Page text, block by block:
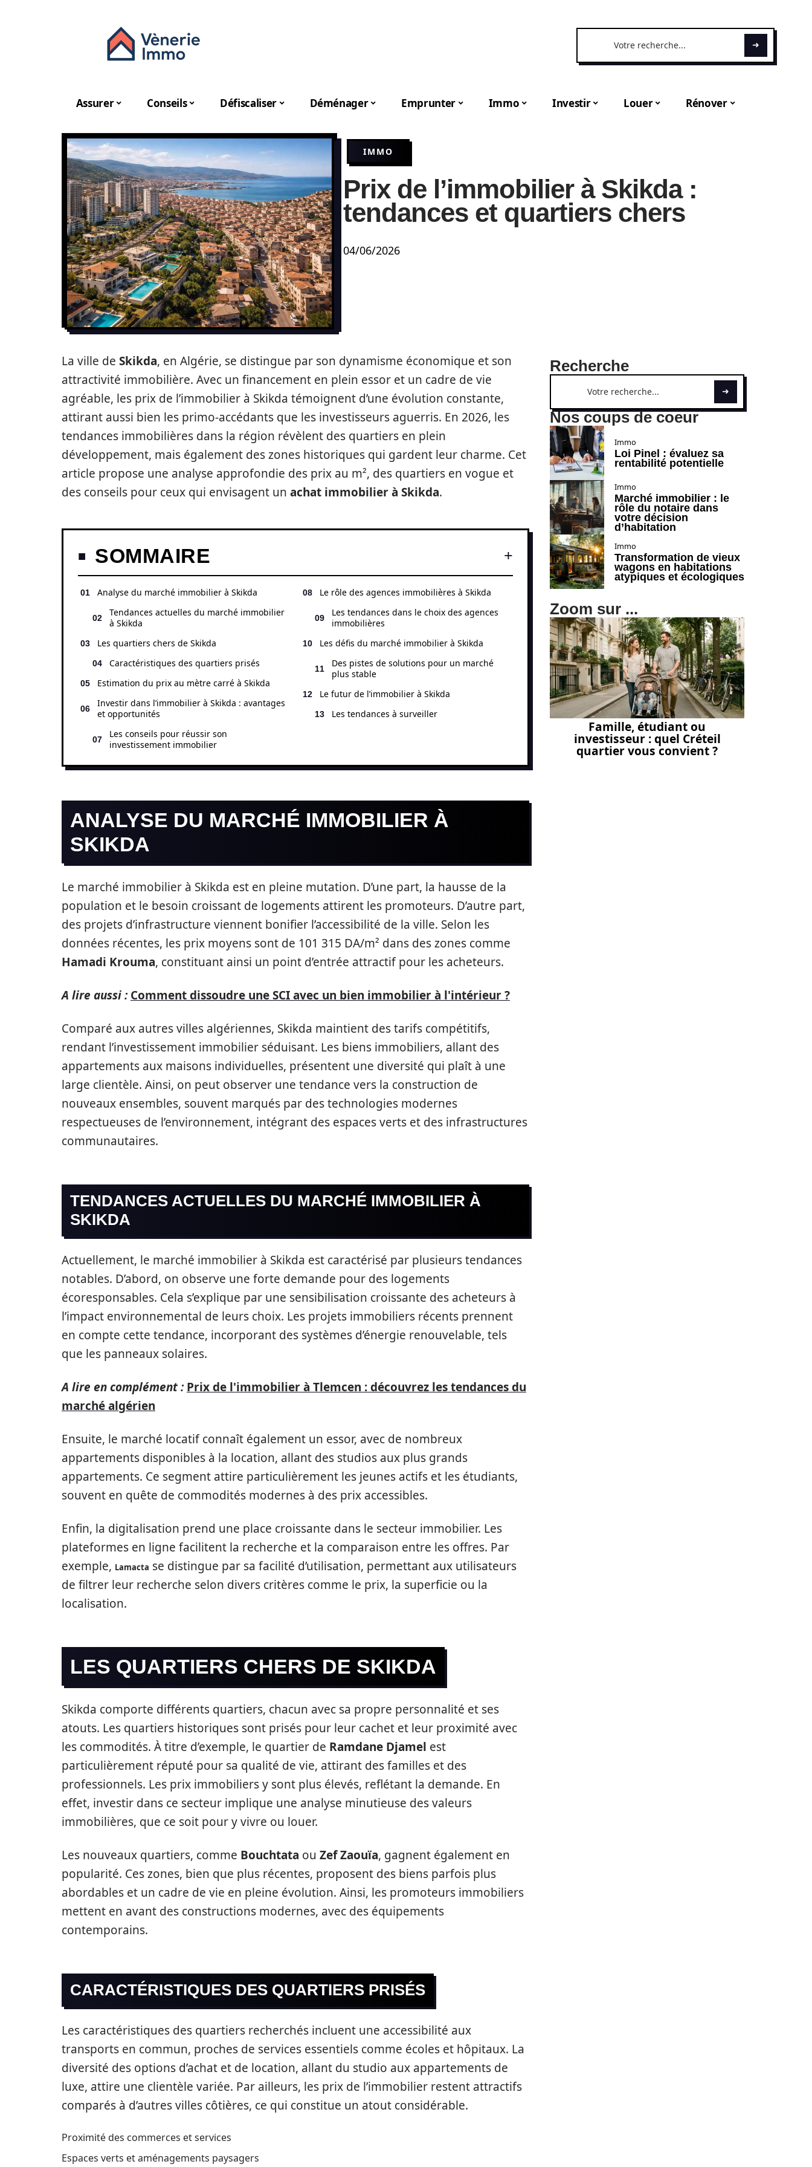
Assurer Conseils Défiscaliser Déménager Emprunter Immo Investir Louer Rénover
IMMO
Prix de l’immobilier à Skikda :
tendances et quartiers chers
04/06/2026
La ville de Skikda, en Algérie, se distingue par son dynamisme économique et son
attractivité immobilière. Avec un financement en plein essor et un cadre de vie
agréable, les prix de l’immobilier à Skikda témoignent d’une évolution constante,
attirant aussi bien les primo-accédants que les investisseurs aguerris. En 2026, les
tendances immobilières dans la région révèlent des quartiers en plein
développement, mais également des zones historiques qui gardent leur charme. Cet
article propose une analyse approfondie des prix au m², des quartiers en vogue et
des conseils pour ceux qui envisagent un achat immobilier à Skikda.
SOMMAIRE
Analyse du marché immobilier à Skikda
Tendances actuelles du marché immobilier
à Skikda
Les quartiers chers de Skikda
Caractéristiques des quartiers prisés
Estimation du prix au mètre carré à Skikda
Investir dans l’immobilier à Skikda : avantages
et opportunités
Les conseils pour réussir son
investissement immobilier
Le rôle des agences immobilières à Skikda
Les tendances dans le choix des agences
immobilières
Les défis du marché immobilier à Skikda
Des pistes de solutions pour un marché
plus stable
Le futur de l’immobilier à Skikda
Les tendances à surveiller
ANALYSE DU MARCHÉ IMMOBILIER À
SKIKDA
Le marché immobilier à Skikda est en pleine mutation. D’une part, la hausse de la
population et le besoin croissant de logements attirent les promoteurs. D’autre part,
des projets d’infrastructure viennent bonifier l’accessibilité de la ville. Selon les
données récentes, les prix moyens sont de 101 315 DA/m² dans des zones comme
Hamadi Krouma, constituant ainsi un point d’entrée attractif pour les acheteurs.
A lire aussi : Comment dissoudre une SCI avec un bien immobilier à l'intérieur ?
Comparé aux autres villes algériennes, Skikda maintient des tarifs compétitifs,
rendant l’investissement immobilier séduisant. Les biens immobiliers, allant des
appartements aux maisons individuelles, présentent une diversité qui plaît à une
large clientèle. Ainsi, on peut observer une tendance vers la construction de
nouveaux ensembles, souvent marqués par des technologies modernes
respectueuses de l’environnement, intégrant des espaces verts et des infrastructures
communautaires.
TENDANCES ACTUELLES DU MARCHÉ IMMOBILIER À
SKIKDA
Actuellement, le marché immobilier à Skikda est caractérisé par plusieurs tendances
notables. D’abord, on observe une forte demande pour des logements
écoresponsables. Cela s’explique par une sensibilisation croissante des acheteurs à
l’impact environnemental de leurs choix. Les projets immobiliers récents prennent
en compte cette tendance, incorporant des systèmes d’énergie renouvelable, tels
que les panneaux solaires.
A lire en complément : Prix de l'immobilier à Tlemcen : découvrez les tendances du
marché algérien
Ensuite, le marché locatif connaît également un essor, avec de nombreux
appartements disponibles à la location, allant des studios aux plus grands
appartements. Ce segment attire particulièrement les jeunes actifs et les étudiants,
souvent en quête de commodités modernes à des prix accessibles.
Enfin, la digitalisation prend une place croissante dans le secteur immobilier. Les
plateformes en ligne facilitent la recherche et la comparaison entre les offres. Par
exemple, Lamacta se distingue par sa facilité d’utilisation, permettant aux utilisateurs
de filtrer leur recherche selon divers critères comme le prix, la superficie ou la
localisation.
LES QUARTIERS CHERS DE SKIKDA
Skikda comporte différents quartiers, chacun avec sa propre personnalité et ses
atouts. Les quartiers historiques sont prisés pour leur cachet et leur proximité avec
les commodités. À titre d’exemple, le quartier de Ramdane Djamel est
particulièrement réputé pour sa qualité de vie, attirant des familles et des
professionnels. Les prix immobiliers y sont plus élevés, reflétant la demande. En
effet, investir dans ce secteur implique une analyse minutieuse des valeurs
immobilières, que ce soit pour y vivre ou louer.
Les nouveaux quartiers, comme Bouchtata ou Zef Zaouïa, gagnent également en
popularité. Ces zones, bien que plus récentes, proposent des biens parfois plus
abordables et un cadre de vie en pleine évolution. Ainsi, les promoteurs immobiliers
mettent en avant des constructions modernes, avec des équipements
contemporains.
CARACTÉRISTIQUES DES QUARTIERS PRISÉS
Les caractéristiques des quartiers recherchés incluent une accessibilité aux
transports en commun, proches de services essentiels comme écoles et hôpitaux. La
diversité des options d’achat et de location, allant du studio aux appartements de
luxe, attire une clientèle variée. Par ailleurs, les prix de l’immobilier restent attractifs
comparés à d’autres villes côtières, ce qui constitue un atout considérable.
Proximité des commerces et services
Espaces verts et aménagements paysagers
Recherche
Nos coups de coeur
Immo
Loi Pinel : évaluez sa
rentabilité potentielle
Immo
Marché immobilier : le
rôle du notaire dans
votre décision
d’habitation
Immo
Transformation de vieux
wagons en habitations
atypiques et écologiques
Zoom sur ...
Famille, étudiant ou
investisseur : quel Créteil
quartier vous convient ?